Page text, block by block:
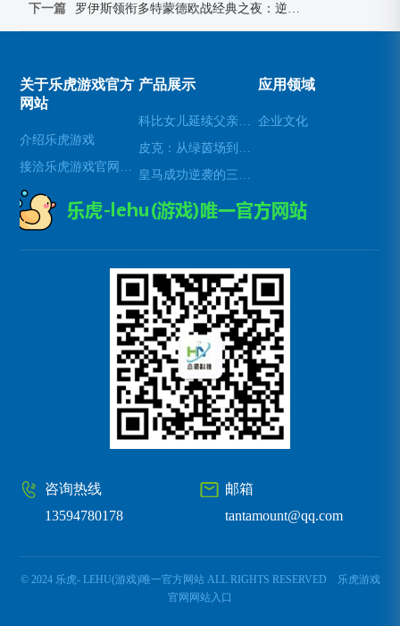
下一篇
关于乐虎游戏官方
网站
介绍乐虎游戏
产品展示 应用领域
企业文化
邮箱
tantamount@qq.com
咨询热线
13594780178
© 2024 乐虎- LEHU(游戏)唯一官方网站 ALL RIGHTS RESERVED
乐虎游戏
官网网站入口